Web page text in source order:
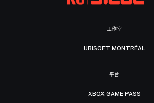
工作室
UBISOFT MONTRÉAL
平台
XBOX GAME PASS